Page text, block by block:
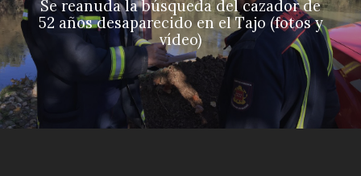
Se reanuda la búsqueda del cazador de
52 años desaparecido en el Tajo (fotos y
vídeo)